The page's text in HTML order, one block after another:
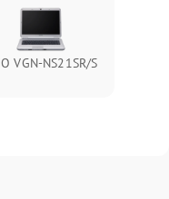
VGN-NS21SR/S